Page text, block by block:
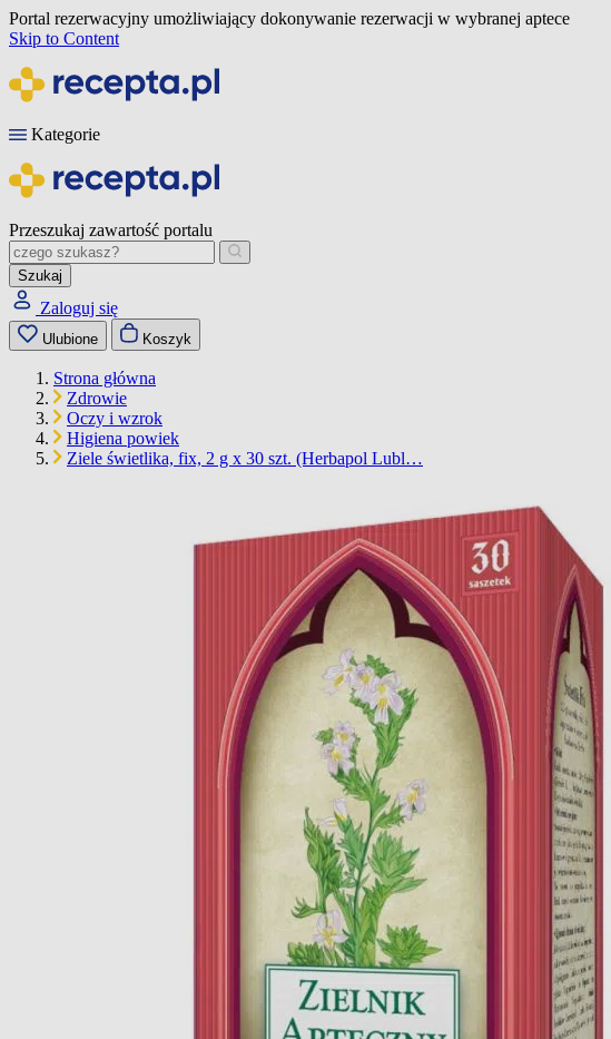
Portal rezerwacyjny umożliwiający dokonywanie rezerwacji w wybranej aptece
Skip to Content
Kategorie
Przeszukaj zawartość portalu
Szukaj
Zaloguj się
Ulubione Koszyk
Strona główna
Zdrowie
Oczy i wzrok
Higiena powiek
Ziele świetlika, fix, 2 g x 30 szt. (Herbapol Lubl…